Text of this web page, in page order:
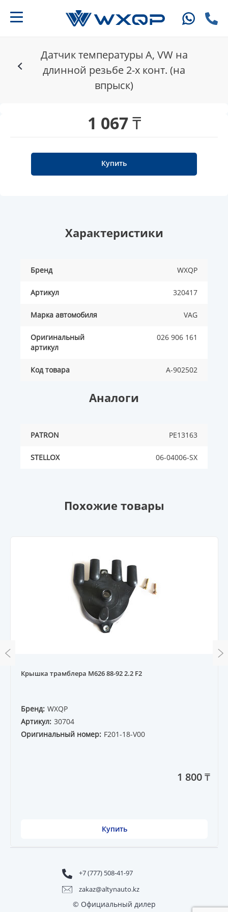
Датчик температуры A, VW на
длинной резьбе 2-х конт. (на
впрыск)
1 067 ₸
Купить
Характеристики
Бренд WXQP
Артикул 320417
Марка автомобиля VAG
Оригинальный
артикул
026 906 161
Код товара A-902502
Аналоги
PATRON PE13163
STELLOX 06-04006-SX
Похожие товары
Крышка трамблера M626 88-92 2.2 F2
Бренд: WXQP
Артикул: 30704
Оригинальный номер: F201-18-V00
1 800 ₸
Купить
+7 (777) 508-41-97
zakaz@altynauto.kz
© Официальный дилер